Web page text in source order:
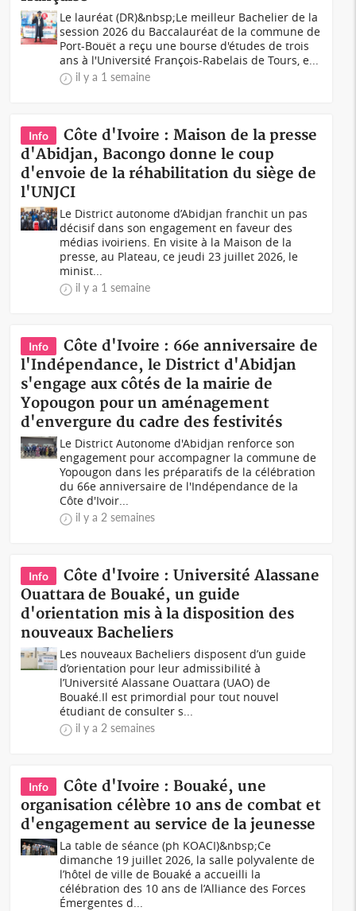
Le lauréat (DR)&nbsp;Le meilleur Bachelier de la
session 2026 du Baccalauréat de la commune de
Port-Bouët a reçu une bourse d'études de trois
ans à l'Université François-Rabelais de Tours, e...
il y a 1 semaine
Info
Côte d'Ivoire : Maison de la presse
d'Abidjan, Bacongo donne le coup
d'envoie de la réhabilitation du siège de
l'UNJCI
Le District autonome d’Abidjan franchit un pas
décisif dans son engagement en faveur des
médias ivoiriens. En visite à la Maison de la
presse, au Plateau, ce jeudi 23 juillet 2026, le
minist...
il y a 1 semaine
Info
Côte d'Ivoire : 66e anniversaire de
l'Indépendance, le District d'Abidjan
s'engage aux côtés de la mairie de
Yopougon pour un aménagement
d'envergure du cadre des festivités
Le District Autonome d'Abidjan renforce son
engagement pour accompagner la commune de
Yopougon dans les préparatifs de la célébration
du 66e anniversaire de l'Indépendance de la
Côte d'Ivoir...
il y a 2 semaines
Info
Côte d'Ivoire : Université Alassane
Ouattara de Bouaké, un guide
d'orientation mis à la disposition des
nouveaux Bacheliers
Les nouveaux Bacheliers disposent d’un guide
d’orientation pour leur admissibilité à
l’Université Alassane Ouattara (UAO) de
Bouaké.Il est primordial pour tout nouvel
étudiant de consulter s...
il y a 2 semaines
Info
Côte d'Ivoire : Bouaké, une
organisation célèbre 10 ans de combat et
d'engagement au service de la jeunesse
La table de séance (ph KOACI)&nbsp;Ce
dimanche 19 juillet 2026, la salle polyvalente de
l’hôtel de ville de Bouaké a accueilli la
célébration des 10 ans de l’Alliance des Forces
Émergentes d...